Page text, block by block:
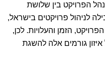
הפרויקט בין שלושת
לניהול פרויקטים בישראל,
הזמן והעלויות. לכן,
גורמים אלה להשגת